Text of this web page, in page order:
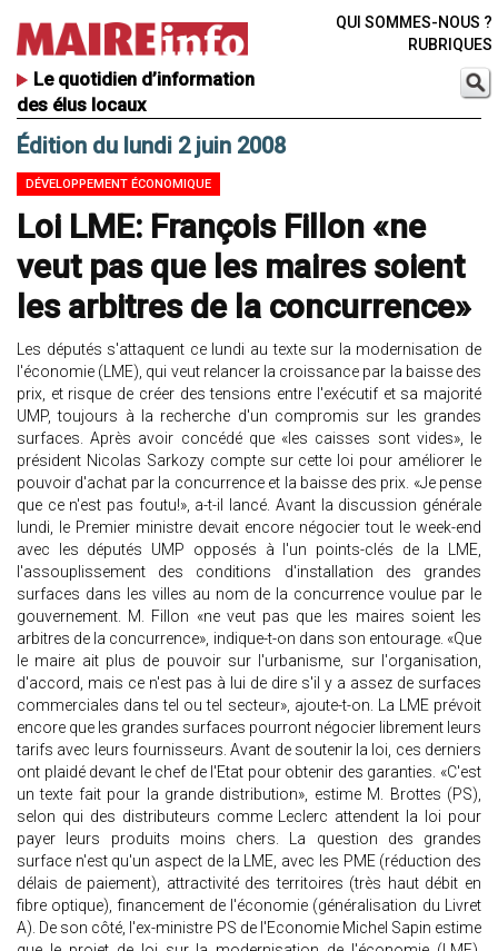
Le quotidien d’information
des élus locaux
QUI SOMMES-NOUS ?
RUBRIQUES
Édition du lundi 2 juin 2008
DÉVELOPPEMENT ÉCONOMIQUE
Loi LME: François Fillon «ne
veut pas que les maires soient
les arbitres de la concurrence»
Les députés s'attaquent ce lundi au texte sur la modernisation de
l'économie (LME), qui veut relancer la croissance par la baisse des
prix, et risque de créer des tensions entre l'exécutif et sa majorité
UMP, toujours à la recherche d'un compromis sur les grandes
surfaces. Après avoir concédé que «les caisses sont vides», le
président Nicolas Sarkozy compte sur cette loi pour améliorer le
pouvoir d'achat par la concurrence et la baisse des prix. «Je pense
que ce n'est pas foutu!», a-t-il lancé. Avant la discussion générale
lundi, le Premier ministre devait encore négocier tout le week-end
avec les députés UMP opposés à l'un points-clés de la LME,
l'assouplissement des conditions d'installation des grandes
surfaces dans les villes au nom de la concurrence voulue par le
gouvernement. M. Fillon «ne veut pas que les maires soient les
arbitres de la concurrence», indique-t-on dans son entourage. «Que
le maire ait plus de pouvoir sur l'urbanisme, sur l'organisation,
d'accord, mais ce n'est pas à lui de dire s'il y a assez de surfaces
commerciales dans tel ou tel secteur», ajoute-t-on. La LME prévoit
encore que les grandes surfaces pourront négocier librement leurs
tarifs avec leurs fournisseurs. Avant de soutenir la loi, ces derniers
ont plaidé devant le chef de l'Etat pour obtenir des garanties. «C'est
un texte fait pour la grande distribution», estime M. Brottes (PS),
selon qui des distributeurs comme Leclerc attendent la loi pour
payer leurs produits moins chers. La question des grandes
surface n'est qu'un aspect de la LME, avec les PME (réduction des
délais de paiement), attractivité des territoires (très haut débit en
fibre optique), financement de l'économie (généralisation du Livret
A). De son côté, l'ex-ministre PS de l'Economie Michel Sapin estime